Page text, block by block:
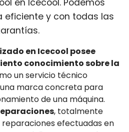
eficiente y con todas las
en Icecool posee
conocimiento sobre la
un servicio técnico
marca concreta para
de una máquina.
, totalmente
reparaciones efectuadas en